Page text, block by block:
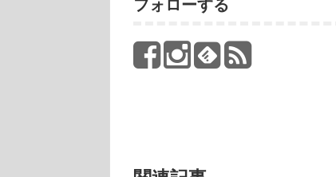
フォローする